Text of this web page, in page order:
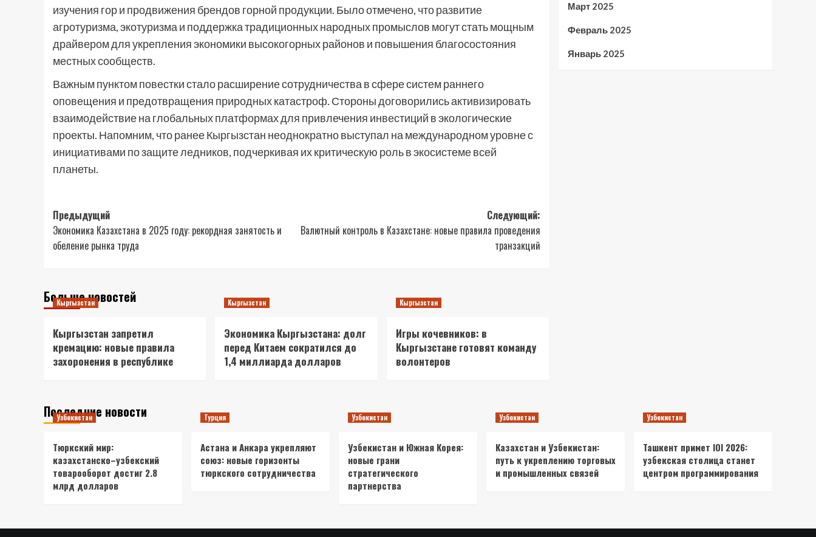
изучения гор и продвижения брендов горной продукции. Было отмечено, что развитие
агротуризма, экотуризма и поддержка традиционных народных промыслов могут стать мощным
драйвером для укрепления экономики высокогорных районов и повышения благосостояния
местных сообществ.
Важным пунктом повестки стало расширение сотрудничества в сфере систем раннего
оповещения и предотвращения природных катастроф. Стороны договорились активизировать
взаимодействие на глобальных платформах для привлечения инвестиций в экологические
проекты. Напомним, что ранее Кыргызстан неоднократно выступал на международном уровне с
инициативами по защите ледников, подчеркивая их критическую роль в экосистеме всей
планеты.
Навигация
записи
Предыдущий
Экономика Казахстана в 2025 году: рекордная занятость и
обеление рынка труда
Следующий:
Валютный контроль в Казахстане: новые правила проведения
транзакций
Больше новостей
Кыргызстан
Кыргызстан запретил
кремацию: новые правила
захоронения в республике
Кыргызстан
Экономика Кыргызстана: долг
перед Китаем сократился до
1,4 миллиарда долларов
Кыргызстан
Игры кочевников: в
Кыргызстане готовят команду
волонтеров
Март 2025
Февраль 2025
Январь 2025
Последние новости
Узбекистан
Тюркский мир:
казахстанско–узбекский
товарооборот достиг 2.8
млрд долларов
Турция
Астана и Анкара укрепляют
союз: новые горизонты
тюркского сотрудничества
Узбекистан
Узбекистан и Южная Корея:
новые грани
стратегического
партнерства
Узбекистан
Казахстан и Узбекистан:
путь к укреплению торговых
и промышленных связей
Узбекистан
Ташкент примет IOI 2026:
узбекская столица станет
центром программирования